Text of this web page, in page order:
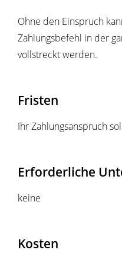
Ohne den Einspruch
Zahlungsbefehl in der
vollstreckt werden.
Fristen
Ihr Zahlungsanspruch
Erforderliche
keine
Kosten